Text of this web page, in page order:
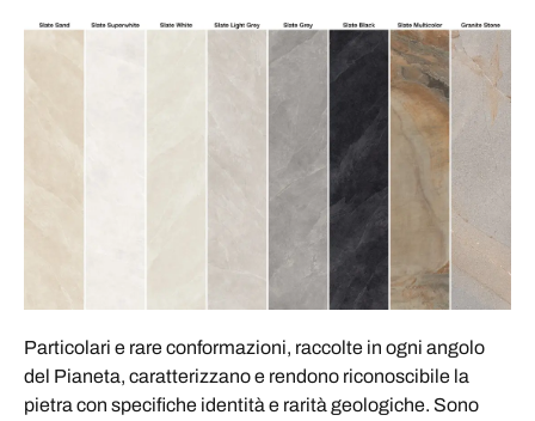
Particolari e rare conformazioni, raccolte in ogni angolo
del Pianeta, caratterizzano e rendono riconoscibile la
pietra con specifiche identità e rarità geologiche. Sono